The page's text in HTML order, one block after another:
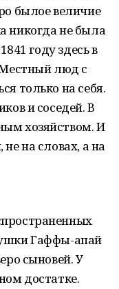
былое величие
никогда не была
году здесь в
Местный люд с
только на себя.
и соседей. В
хозяйством. И
на словах, а на
Гаффы-апай
сыновей. У
достатке.